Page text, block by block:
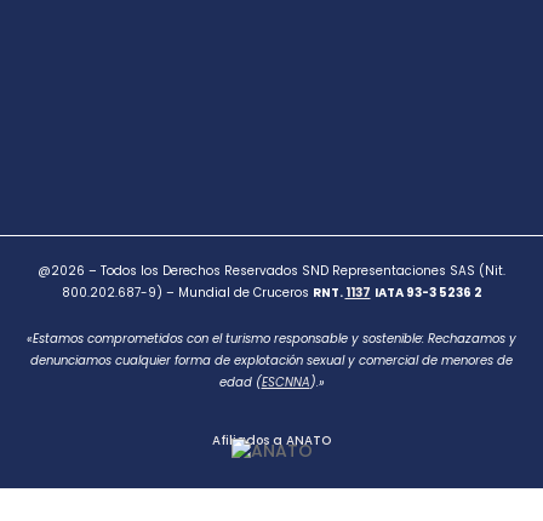
@2026 – Todos los Derechos Reservados SND Representaciones SAS (Nit.
800.202.687-9) – Mundial de Cruceros RNT. 1137 IATA 93-3 5236 2
«Estamos comprometidos con el turismo responsable y sostenible: Rechazamos y
denunciamos cualquier forma de explotación sexual y comercial de menores de
edad (ESCNNA).»
Afiliados a ANATO